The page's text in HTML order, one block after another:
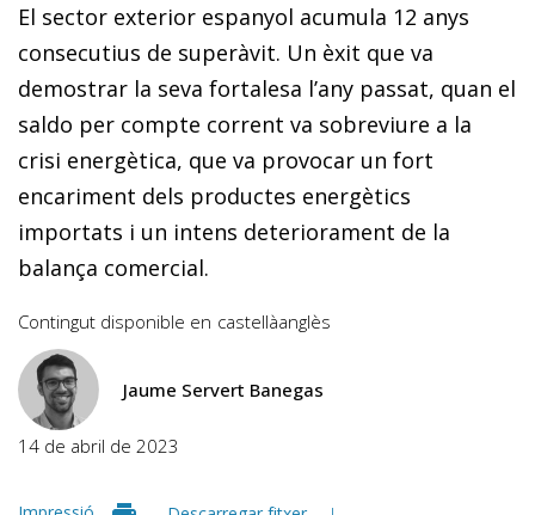
El sector exterior espanyol acumula 12 anys
consecutius de superàvit. Un èxit que va
demostrar la seva fortalesa l’any passat, quan el
saldo per compte corrent va sobreviure a la
crisi energètica, que va provocar un fort
encariment dels productes energètics
importats i un intens deteriorament de la
balança comercial.
Contingut disponible en castellàanglès
Jaume Servert Banegas
14 de abril de 2023